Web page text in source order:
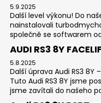
5.9.2025
Další level výkonu! Do
nainstalovali
společně se softwarem
AUDI RS3 8Y
5.8.2025
Další úprava Audi RS3 8Y
Tuto Audi RS3 8Y jsme
jsme zavítali do našeho